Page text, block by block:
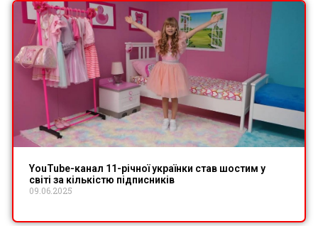
YouTube-канал 11-річної українки став шостим у
світі за кількістю підписників
09.06.2025